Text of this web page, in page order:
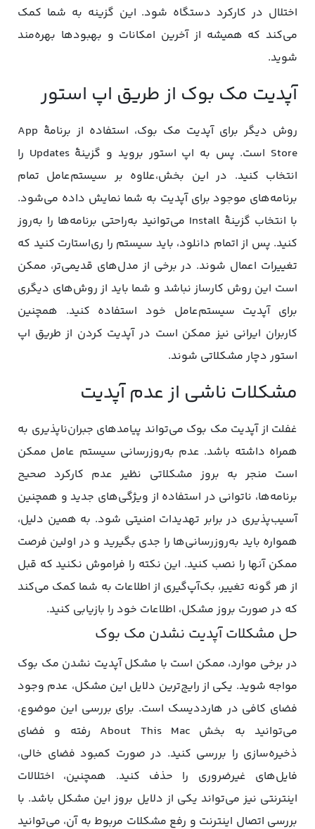
اختلال در کارکرد دستگاه شود. این گزینه به شما کمک
می‌کند که همیشه از آخرین امکانات و بهبودها بهره‌مند
شوید.
آپدیت مک بوک از طریق اپ استور
روش دیگر برای آپدیت مک بوک، استفاده از برنامۀ App
Store است. پس به اپ استور بروید و گزینۀ Updates را
انتخاب کنید. در این بخش،علاوه بر سیستم‌عامل تمام
برنامه‌های موجود برای آپدیت به شما نمایش داده می‌شود.
با انتخاب گزینۀ Install می‌توانید به‌راحتی برنامه‌ها را به‌روز
کنید. پس از اتمام دانلود، باید سیستم را ری‌استارت کنید که
تغییرات اعمال شوند. در برخی از مدل‌های قدیمی‌تر، ممکن
است این روش کارساز نباشد و شما باید از روش‌های دیگری
برای آپدیت سیستم‌عامل خود استفاده کنید. همچنین
کاربران ایرانی نیز ممکن است در آپدیت کردن از طریق اپ
استور دچار مشکلاتی شوند.
مشکلات ناشی از عدم آپدیت
غفلت از آپدیت مک بوک می‌تواند پیامدهای جبران‌ناپذیری به
همراه داشته باشد. عدم به‌روزرسانی سیستم عامل ممکن
است منجر به بروز مشکلاتی نظیر عدم کارکرد صحیح
برنامه‌ها، ناتوانی در استفاده از ویژگی‌های جدید و همچنین
آسیب‌پذیری در برابر تهدیدات امنیتی شود. به همین دلیل،
همواره باید به‌روزرسانی‌ها را جدی بگیرید و در اولین فرصت
ممکن آنها را نصب کنید. این نکته را فراموش نکنید که قبل
از هر گونه تغییر، بک‌آپ‌گیری از اطلاعات به شما کمک می‌کند
که در صورت بروز مشکل، اطلاعات خود را بازیابی کنید.
حل مشکلات آپدیت نشدن مک بوک
در برخی موارد، ممکن است با مشکل آپدیت نشدن مک بوک
مواجه شوید. یکی از رایج‌ترین دلایل این مشکل، عدم وجود
فضای کافی در هارددیسک است. برای بررسی این موضوع،
می‌توانید به بخش About This Mac رفته و فضای
ذخیره‌سازی را بررسی کنید. در صورت کمبود فضای خالی،
فایل‌های غیرضروری را حذف کنید. همچنین، اختلالات
اینترنتی نیز می‌تواند یکی از دلایل بروز این مشکل باشد. با
بررسی اتصال اینترنت و رفع مشکلات مربوط به آن، می‌توانید